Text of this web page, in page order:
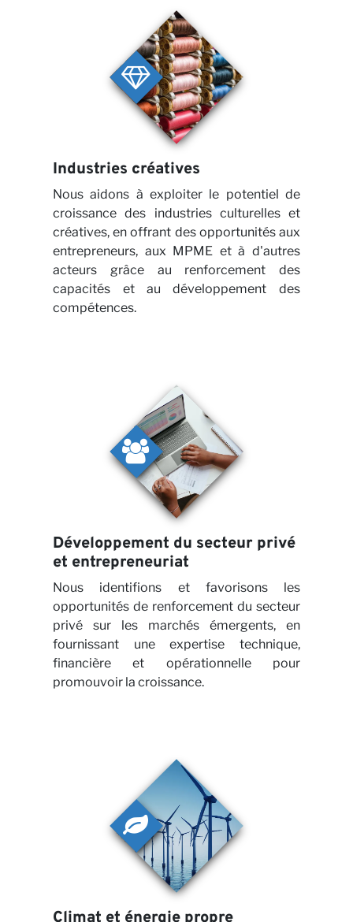
Industries créatives
Nous aidons à exploiter le potentiel de
croissance des industries culturelles et
créatives, en offrant des opportunités aux
entrepreneurs, aux MPME et à d'autres
acteurs grâce au renforcement des
capacités et au développement des
compétences.
Développement du secteur privé
et entrepreneuriat
Nous identifions et favorisons les
opportunités de renforcement du secteur
privé sur les marchés émergents, en
fournissant une expertise technique,
financière et opérationnelle pour
promouvoir la croissance.
Climat et énergie propre